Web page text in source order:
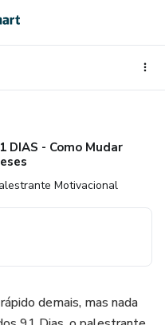
DIAS - Como Mudar
Motivacional
demais, mas nada